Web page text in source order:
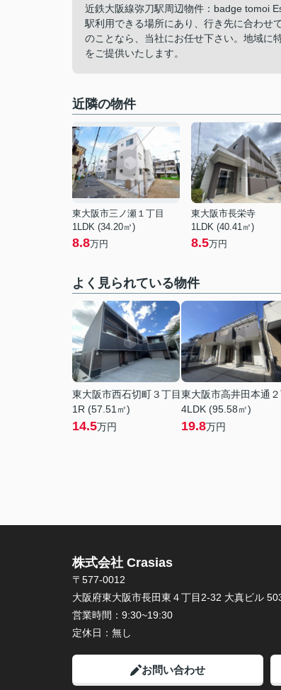
近鉄大阪線弥刀駅周辺物件：badge tomoi
駅利用できる場所にあり、行き先に合わせ
のことなら、当社にお任せ下さい。地域に
をご提供いたします。
近隣の物件
東大阪市三ノ瀬１丁目
1LDK (34.20㎡)
8.8万円
東大阪市長栄寺
1LDK (40.41㎡)
8.5万円
よく見られている物件
東大阪市西石切町３丁目
1R (57.51㎡)
14.5万円
東大阪市高井田本通２
4LDK (95.58㎡)
19.8万円
株式会社 Crasias
〒577-0012
大阪府東大阪市長田東４丁目2-32 大真ビル
営業時間： 9:30~19:30
定休日： 無し
お問い合わせ